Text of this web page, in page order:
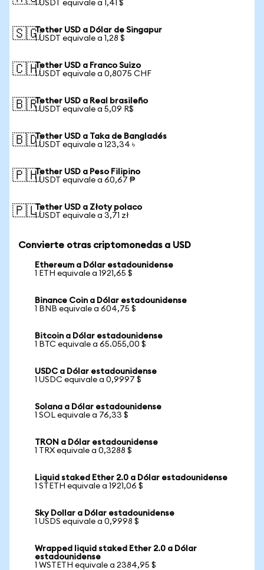
1 USDT equivale a 1,41 $
🇸🇬Tether USD a Dólar de Singapur
1 USDT equivale a 1,28 $
🇨🇭Tether USD a Franco Suizo
1 USDT equivale a 0,8075 CHF
🇧🇷Tether USD a Real brasileño
1 USDT equivale a 5,09 R$
🇧🇩Tether USD a Taka de Bangladés
1 USDT equivale a 123,34 ৳
🇵🇭Tether USD a Peso Filipino
1 USDT equivale a 60,67 ₱
🇵🇱Tether USD a Złoty polaco
1 USDT equivale a 3,71 zł
Convierte otras criptomonedas a USD
Ethereum a Dólar estadounidense
1 ETH equivale a 1921,65 $
Binance Coin a Dólar estadounidense
1 BNB equivale a 604,75 $
Bitcoin a Dólar estadounidense
1 BTC equivale a 65.055,00 $
USDC a Dólar estadounidense
1 USDC equivale a 0,9997 $
Solana a Dólar estadounidense
1 SOL equivale a 76,33 $
TRON a Dólar estadounidense
1 TRX equivale a 0,3288 $
Liquid staked Ether 2.0 a Dólar estadounidense
1 STETH equivale a 1921,06 $
Sky Dollar a Dólar estadounidense
1 USDS equivale a 0,9998 $
Wrapped liquid staked Ether 2.0 a Dólar
estadounidense
1 WSTETH equivale a 2384,95 $